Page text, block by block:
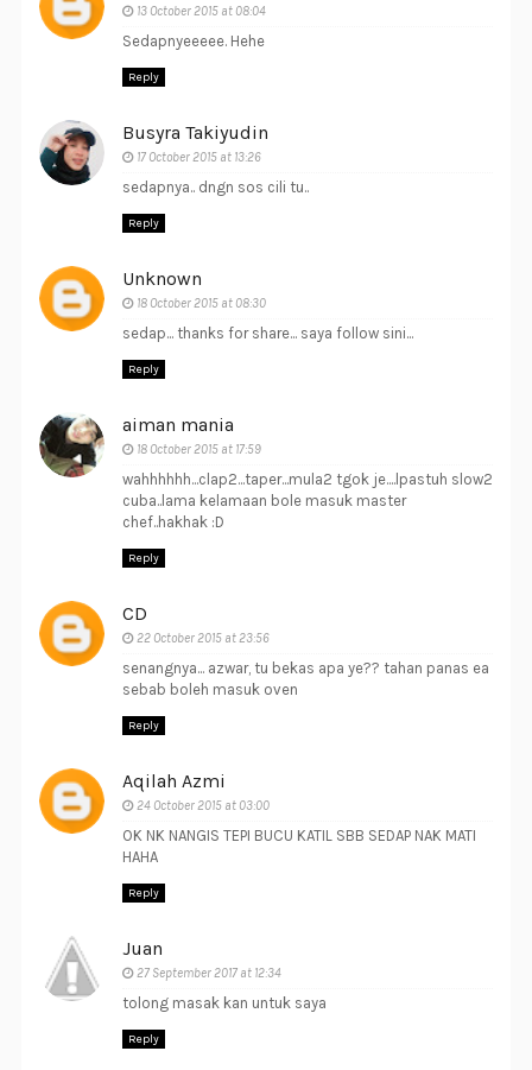
13 October 2015 at 08:04
Sedapnyeeeee. Hehe
Reply
Busyra Takiyudin
17 October 2015 at 13:26
sedapnya.. dngn sos cili tu..
Reply
Unknown
18 October 2015 at 08:30
sedap... thanks for share... saya follow sini...
Reply
aiman mania
18 October 2015 at 17:59
wahhhhhh...clap2...taper...mula2 tgok je....lpastuh slow2
cuba..lama kelamaan bole masuk master
chef..hakhak :D
Reply
CD
22 October 2015 at 23:56
senangnya... azwar, tu bekas apa ye?? tahan panas ea
sebab boleh masuk oven
Reply
Aqilah Azmi
24 October 2015 at 03:00
OK NK NANGIS TEPI BUCU KATIL SBB SEDAP NAK MATI
HAHA
Reply
Juan
27 September 2017 at 12:34
tolong masak kan untuk saya
Reply